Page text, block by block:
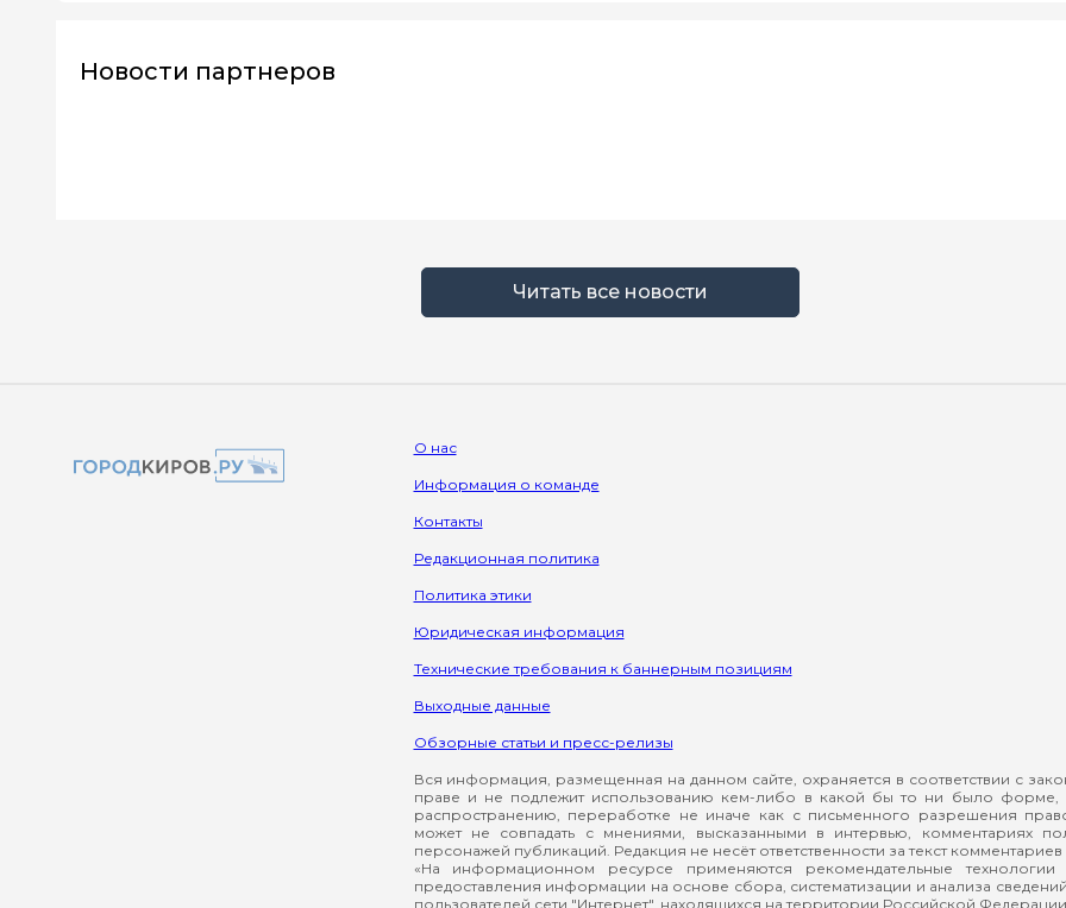
Новости партнеров
Читать все новости
О нас
Информация о команде
Контакты
Редакционная политика
Политика этики
Юридическая информация
Технические требования к баннерным позициям
Выходные данные
Обзорные статьи и пресс-релизы
Вся информация, размещенная на данном сайте, охраняется в соответствии с
праве и не подлежит использованию кем-либо в какой бы то ни было форме,
распространению, переработке не иначе как с письменного разрешения
может не совпадать с мнениями, высказанными в интервью, комментариях
персонажей публикаций. Редакция не несёт ответственности за текст комментариев
«На информационном ресурсе применяются рекомендательные
предоставления информации на основе сбора, систематизации и анализа
пользователей сети "Интернет", находящихся на территории Российской